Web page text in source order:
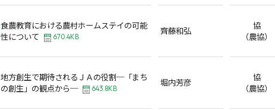
食農教育における農村ホームステイの可能
性について
670.4KB
齊藤和弘
協
（農協）
地方創生で期待されるＪＡの役割─「まち
の創生」の観点から─
643.8KB
堀内芳彦
協
（農協）